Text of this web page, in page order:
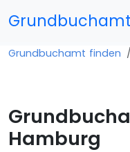
Grundbuchamt finden
Hamburg